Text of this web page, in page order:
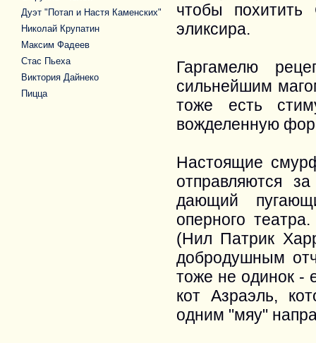
чтобы
эликсира.
Гаргамелю
сильнейшим
тоже есть
вожделенную
Настоящие
отправляются
дающий
оперного
(Нил Патрик
добродушным
тоже не одинок -
кот Азраэль,
одним "мяу"
Дуэт "Потап и Настя Каменских"
Николай Крупатин
Максим Фадеев
Стас Пьеха
Виктория Дайнеко
Пицца